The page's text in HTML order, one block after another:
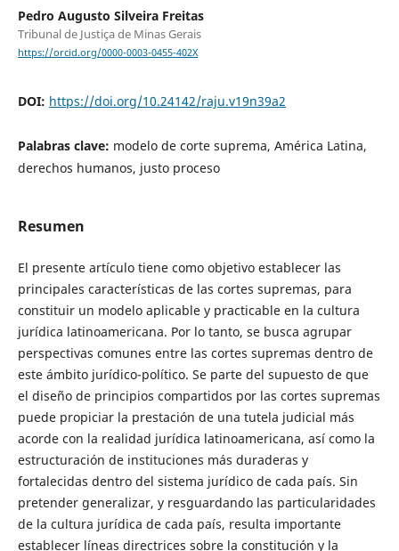
Pedro Augusto Silveira Freitas
Tribunal de Justiça de Minas Gerais
https://orcid.org/0000-0003-0455-402X
DOI: https://doi.org/10.24142/raju.v19n39a2
Palabras clave: modelo de corte suprema, América Latina,
derechos humanos, justo proceso
Resumen
El presente artículo tiene como objetivo establecer las
principales características de las cortes supremas, para
constituir un modelo aplicable y practicable en la cultura
jurídica latinoamericana. Por lo tanto, se busca agrupar
perspectivas comunes entre las cortes supremas dentro de
este ámbito jurídico-político. Se parte del supuesto de que
el diseño de principios compartidos por las cortes supremas
puede propiciar la prestación de una tutela judicial más
acorde con la realidad jurídica latinoamericana, así como la
estructuración de instituciones más duraderas y
fortalecidas dentro del sistema jurídico de cada país. Sin
pretender generalizar, y resguardando las particularidades
de la cultura jurídica de cada país, resulta importante
establecer líneas directrices sobre la constitución y la